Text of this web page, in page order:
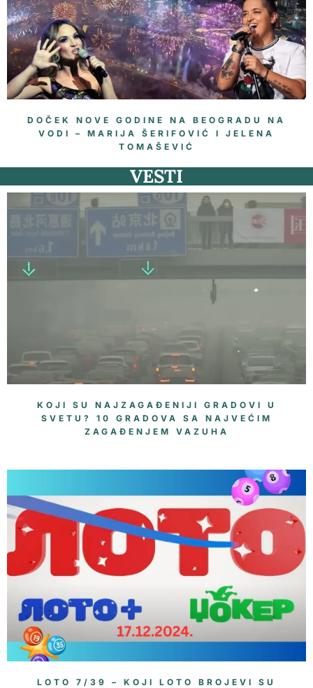
DOČEK NOVE GODINE NA BEOGRADU NA
VODI – MARIJA ŠERIFOVIĆ I JELENA
TOMAŠEVIĆ
VESTI
KOJI SU NAJZAGAĐENIJI GRADOVI U
SVETU? 10 GRADOVA SA NAJVEĆIM
ZAGAĐENJEM VAZUHA
LOTO 7/39 – KOJI LOTO BROJEVI SU